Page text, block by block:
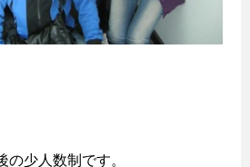
少人数制です。